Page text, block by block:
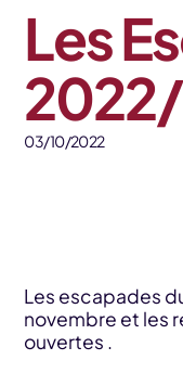
Les
03/10/2022
Les escapades
novembre et les
ouvertes .